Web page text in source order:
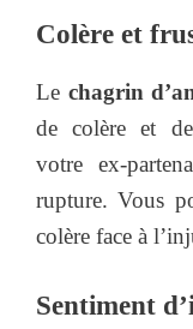
Colère et
Le chagrin
de colère et
votre ex-
rupture. Vous
colère face à
Sentiment